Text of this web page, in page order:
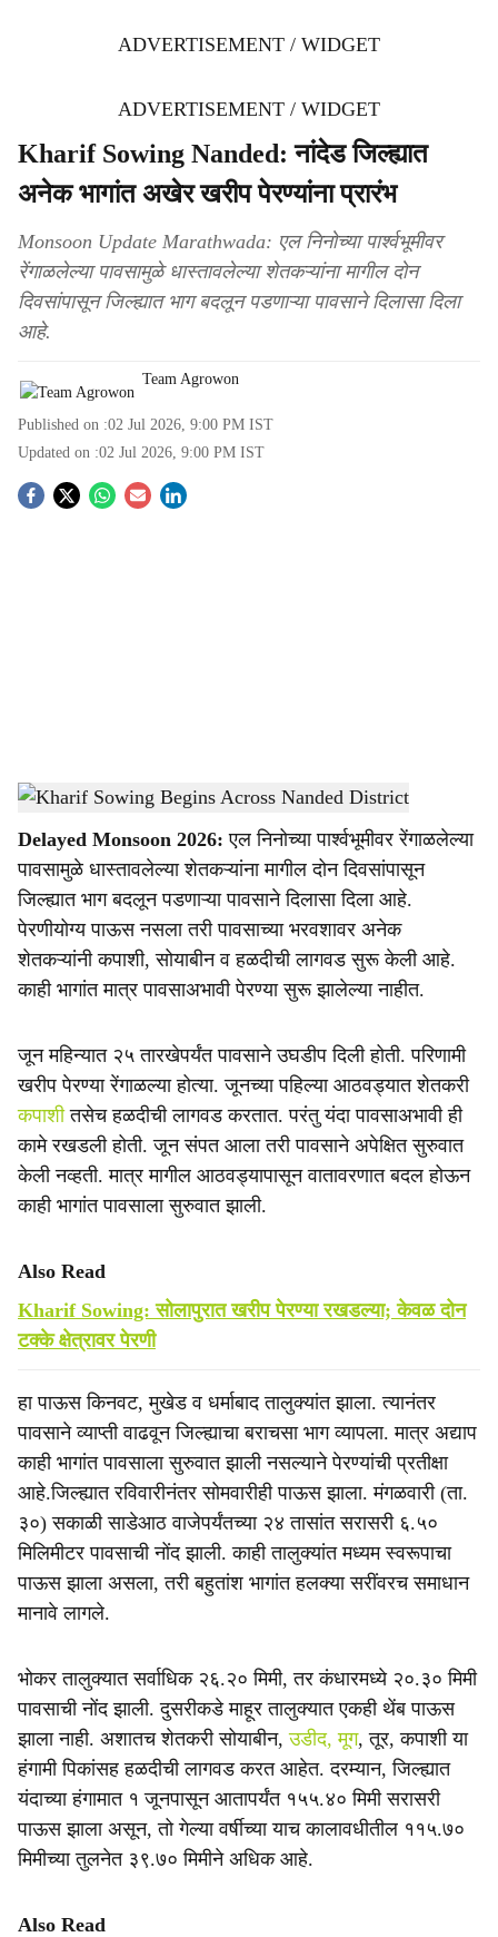
ADVERTISEMENT / WIDGET
ADVERTISEMENT / WIDGET
Kharif Sowing Nanded: नांदेड जिल्ह्यात
अनेक भागांत अखेर खरीप पेरण्यांना प्रारंभ
Monsoon Update Marathwada: एल निनोच्या पार्श्वभूमीवर
रेंगाळलेल्या पावसामुळे धास्तावलेल्या शेतकऱ्यांना मागील दोन
दिवसांपासून जिल्ह्यात भाग बदलून पडणाऱ्या पावसाने दिलासा दिला
आहे.
Team Agrowon
Published on :02 Jul 2026, 9:00 PM IST
Updated on :02 Jul 2026, 9:00 PM IST
S
a
r
e
Kharif Sowing Begins Across Nanded District- Agrowon
Delayed Monsoon 2026: एल निनोच्या पार्श्वभूमीवर रेंगाळलेल्या
पावसामुळे धास्तावलेल्या शेतकऱ्यांना मागील दोन दिवसांपासून
जिल्ह्यात भाग बदलून पडणाऱ्या पावसाने दिलासा दिला आहे.
पेरणीयोग्य पाऊस नसला तरी पावसाच्या भरवशावर अनेक
शेतकऱ्यांनी कपाशी, सोयाबीन व हळदीची लागवड सुरू केली आहे.
काही भागांत मात्र पावसाअभावी पेरण्या सुरू झालेल्या नाहीत.
जून महिन्यात २५ तारखेपर्यंत पावसाने उघडीप दिली होती. परिणामी
खरीप पेरण्या रेंगाळल्या होत्या. जूनच्या पहिल्या आठवड्यात शेतकरी
कपाशीतसेच हळदीची लागवड करतात. परंतु यंदा पावसाअभावी ही
कामे रखडली होती. जून संपत आला तरी पावसाने अपेक्षित सुरुवात
केली नव्हती. मात्र मागील आठवड्यापासून वातावरणात बदल होऊन
काही भागांत पावसाला सुरुवात झाली.
Also Read
Kharif Sowing: सोलापुरात खरीप पेरण्या रखडल्या; केवळ दोन
टक्के क्षेत्रावर पेरणी
हा पाऊस किनवट, मुखेड व धर्माबाद तालुक्यांत झाला. त्यानंतर
पावसाने व्याप्ती वाढवून जिल्ह्याचा बराचसा भाग व्यापला. मात्र अद्याप
काही भागांत पावसाला सुरुवात झाली नसल्याने पेरण्यांची प्रतीक्षा
आहे.जिल्ह्यात रविवारीनंतर सोमवारीही पाऊस झाला. मंगळवारी (ता.
३०) सकाळी साडेआठ वाजेपर्यंतच्या २४ तासांत सरासरी ६.५०
मिलिमीटर पावसाची नोंद झाली. काही तालुक्यांत मध्यम स्वरूपाचा
पाऊस झाला असला, तरी बहुतांश भागांत हलक्या सरींवरच समाधान
मानावे लागले.
भोकर तालुक्यात सर्वाधिक २६.२० मिमी, तर कंधारमध्ये २०.३० मिमी
पावसाची नोंद झाली. दुसरीकडे माहूर तालुक्यात एकही थेंब पाऊस
झाला नाही. अशातच शेतकरी सोयाबीन, उडीद, मूग, तूर, कपाशी या
हंगामी पिकांसह हळदीची लागवड करत आहेत. दरम्यान, जिल्ह्यात
यंदाच्या हंगामात १ जूनपासून आतापर्यंत १५५.४० मिमी सरासरी
पाऊस झाला असून, तो गेल्या वर्षीच्या याच कालावधीतील ११५.७०
मिमीच्या तुलनेत ३९.७० मिमीने अधिक आहे.
Also Read